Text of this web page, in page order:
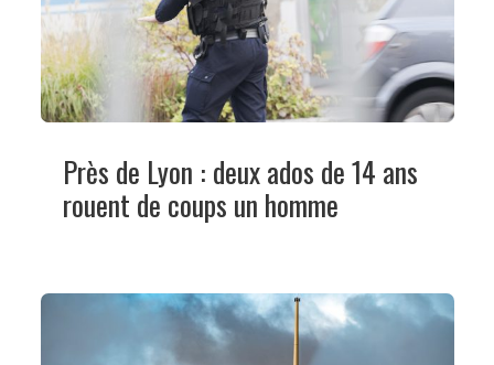
Près de Lyon : deux ados de 14 ans
rouent de coups un homme